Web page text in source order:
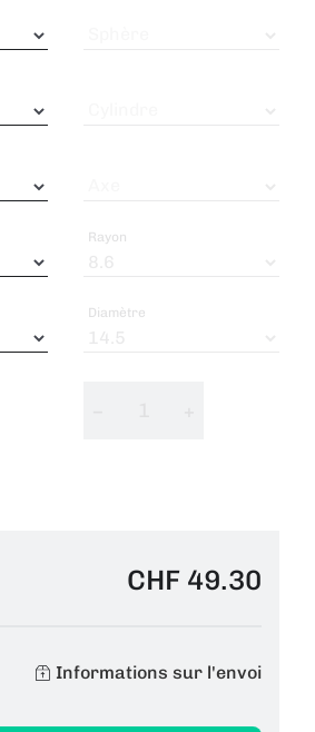
Rayon
Diamètre
CHF 49.30
Informations sur l'envoi